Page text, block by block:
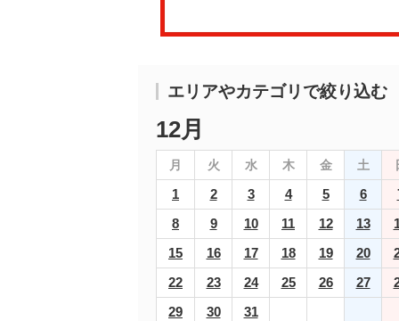
エリアやカテゴリで絞り込む
12月
月 火 水 木 金 土
1 2 3 4 5 6
8
9 10 11 12 13
15
16 17 18 19 20
22
23 24 25 26 27
29
30 31